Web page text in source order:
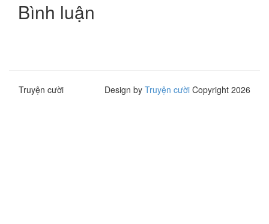
Bình luận
Truyện cười Design by Truyện cười Copyright 2026